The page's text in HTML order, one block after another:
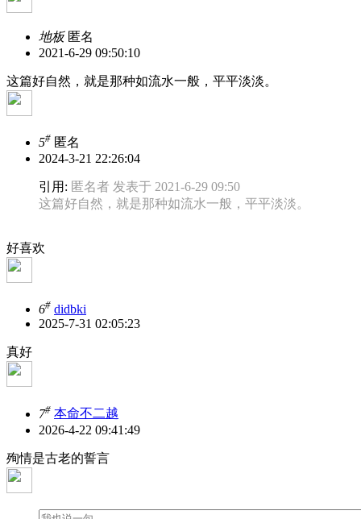
地板匿名
2021-6-29 09:50:10
这篇好自然，就是那种如流水一般，平平淡淡。
5# 匿名
2024-3-21 22:26:04
引用: 匿名者 发表于 2021-6-29 09:50
这篇好自然，就是那种如流水一般，平平淡淡。
好喜欢
6# didbki
2025-7-31 02:05:23
真好
7# 本命不二越
2026-4-22 09:41:49
殉情是古老的誓言